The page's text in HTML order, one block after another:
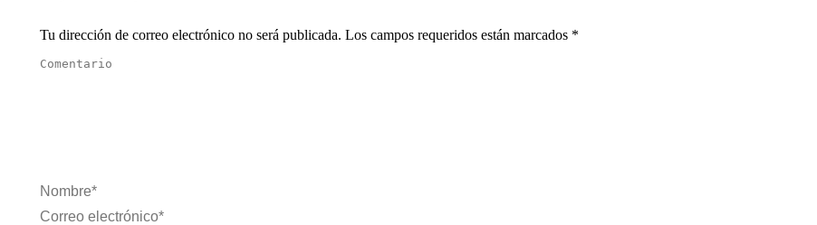
Tu dirección de correo electrónico no será publicada. Los campos requeridos están marcados *
Comentario
Nombre *
Correo electrónico *